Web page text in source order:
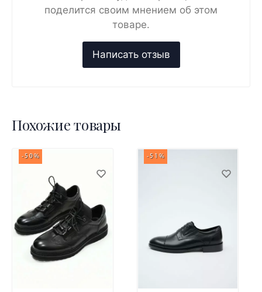
поделится своим мнением об этом
товаре.
Похожие товары
-50% -51%